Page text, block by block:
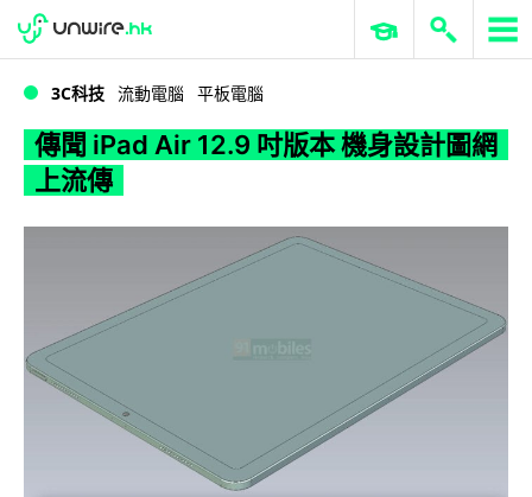
WWDC 2026 ERP 與商業 AI
3C科技 流動電腦 平板電腦
傳聞 iPad Air 12.9 吋版本 機身設計圖網
上流傳